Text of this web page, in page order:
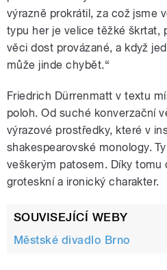
výrazně prokrátil, za což jsme
typu her je velice těžké škrtat,
věci dost provázané, a když
může jinde chybět.“
Friedrich Dürrenmatt v textu
poloh. Od suché konverzační
výrazové prostředky, které v
shakespearovské monology.
veškerým patosem. Díky tomu
groteskní a ironický charakter.
SOUVISEJÍCÍ WEBY
Městské divadlo Brno